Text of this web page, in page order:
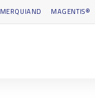
MERQUIAND MAGENTIS®